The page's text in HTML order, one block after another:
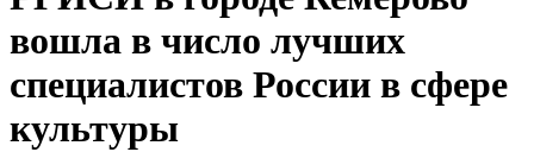
вошла в число лучших
специалистов России в сфере
культуры